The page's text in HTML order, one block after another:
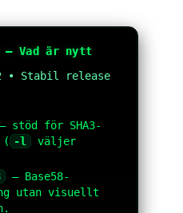
— Vad är nytt
• Stabil release
stöd för SHA3-
( -l väljer
— Base58-
utan visuellt